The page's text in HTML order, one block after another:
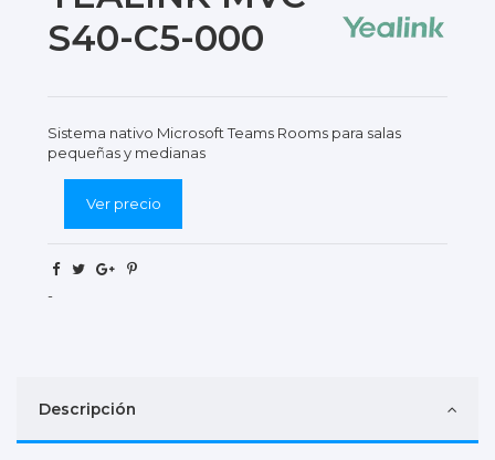
S40-C5-000
Sistema nativo Microsoft Teams Rooms para salas
pequeñas y medianas
Ver precio
-
Descripción